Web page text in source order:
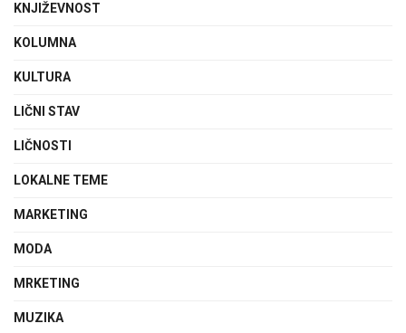
KNJIŽEVNOST
KOLUMNA
KULTURA
LIČNI STAV
LIČNOSTI
LOKALNE TEME
MARKETING
MODA
MRKETING
MUZIKA